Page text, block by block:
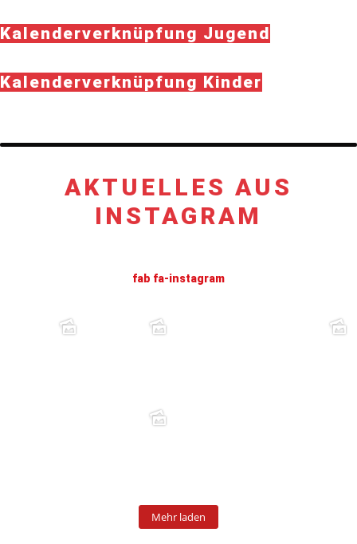
Kalenderverknüpfung Jugend
Kalenderverknüpfung Kinder
AKTUELLES AUS
INSTAGRAM
fab fa-instagram
Mehr laden